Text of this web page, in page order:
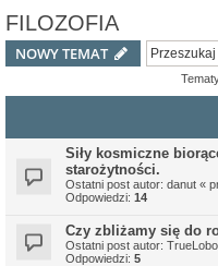
FILOZOFIA
NOWY TEMAT
Siły kosmiczne
starożytności.
Ostatni post autor: danut «
Odpowiedzi: 14
Czy zbliżamy się do
Ostatni post autor: TrueLobo
Odpowiedzi: 5